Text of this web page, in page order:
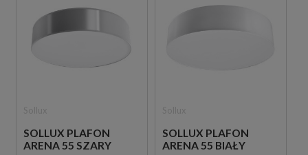
SOLLUX PLAFON
ARENA 55 SZARY
SOLLUX PLAFON
ARENA 55 BIAŁY